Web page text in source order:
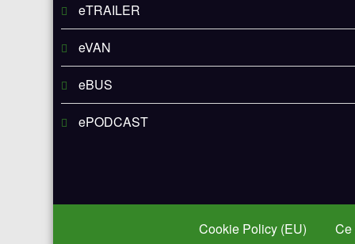
eTRAILER
eVAN
eBUS
ePODCAST
Cookie Policy (EU) Ce